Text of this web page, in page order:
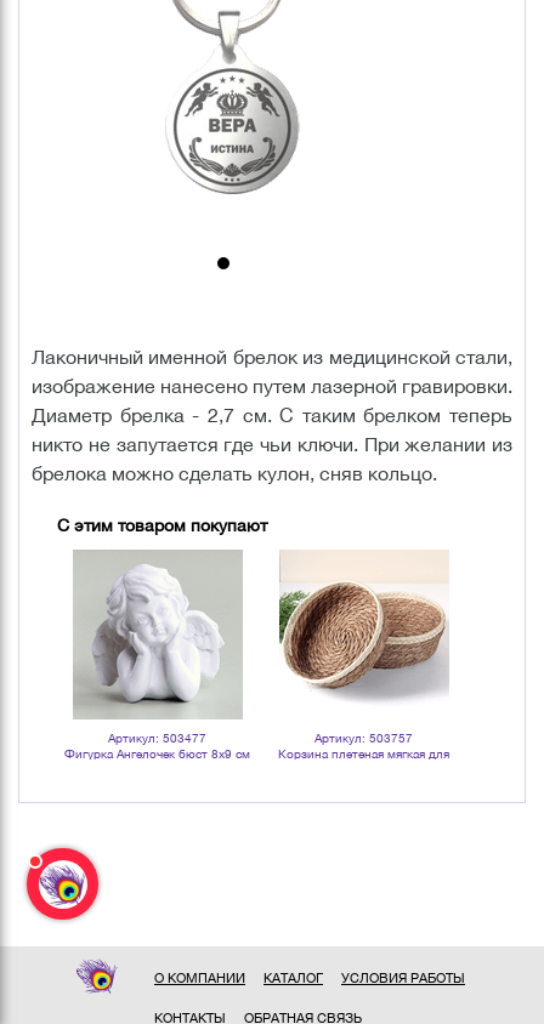
Лаконичный именной брелок из медицинской стали,
изображение нанесено путем лазерной гравировки.
Диаметр брелка - 2,7 см. С таким брелком теперь
никто не запутается где чьи ключи. При желании из
брелока можно сделать кулон, сняв кольцо.
С этим товаром покупают
Артикул: 503477
Фигурка Ангелочек бюст 8х9 см
Артикул: 503757
Корзина плетеная мягкая для
О КОМПАНИИ КАТАЛОГ УСЛОВИЯ РАБОТЫ
КОНТАКТЫ ОБРАТНАЯ СВЯЗЬ